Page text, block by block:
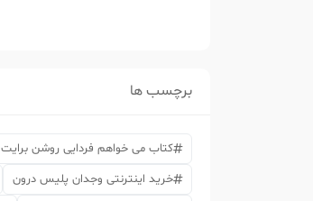
برچسب ها
کتاب می خواهم فردایی روشن برایت
خرید اینترنتی وجدان پلیس درون